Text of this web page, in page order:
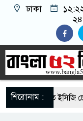
ঢাকা
২৪
শিরোনাম :নিয়মিত ইসিজি